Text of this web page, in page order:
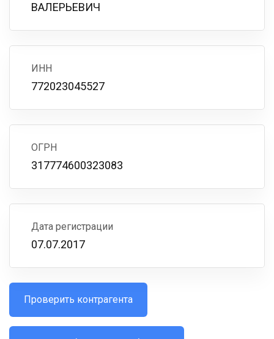
ВАЛЕРЬЕВИЧ
ИНН
772023045527
ОГРН
317774600323083
Дата регистрации
07.07.2017
Проверить контрагента